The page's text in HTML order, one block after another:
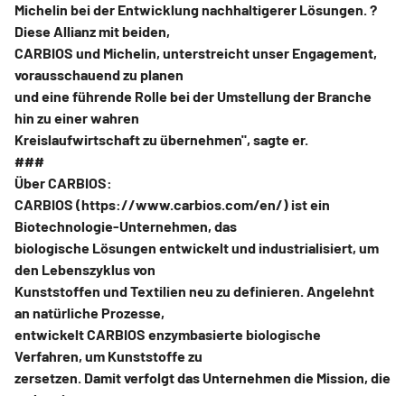
Michelin bei der Entwicklung nachhaltigerer Lösungen. ?
Diese Allianz mit beiden,
CARBIOS und Michelin, unterstreicht unser Engagement,
vorausschauend zu planen
und eine führende Rolle bei der Umstellung der Branche
hin zu einer wahren
Kreislaufwirtschaft zu übernehmen", sagte er.
###
Über CARBIOS:
CARBIOS (https://www.carbios.com/en/) ist ein
Biotechnologie-Unternehmen, das
biologische Lösungen entwickelt und industrialisiert, um
den Lebenszyklus von
Kunststoffen und Textilien neu zu definieren. Angelehnt
an natürliche Prozesse,
entwickelt CARBIOS enzymbasierte biologische
Verfahren, um Kunststoffe zu
zersetzen. Damit verfolgt das Unternehmen die Mission, die